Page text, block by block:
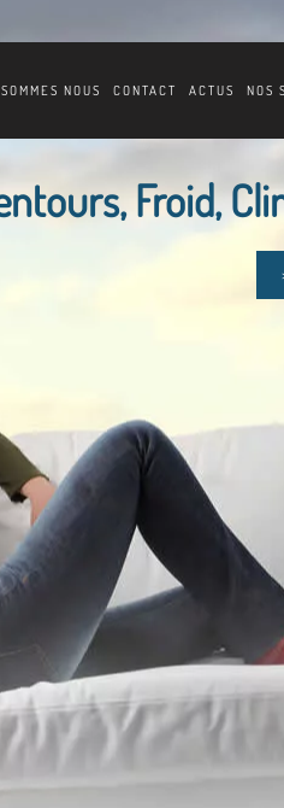
NOUS CONTACT ACTUS NOS
Froid,